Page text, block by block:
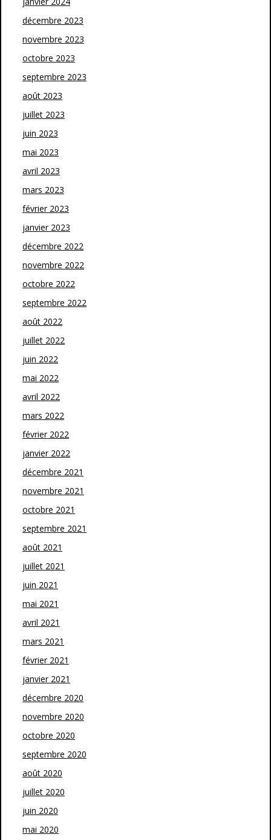
décembre 2023
novembre 2023
octobre 2023
septembre 2023
août 2023
juillet 2023
juin 2023
mai 2023
avril 2023
mars 2023
février 2023
janvier 2023
décembre 2022
novembre 2022
octobre 2022
septembre 2022
août 2022
juillet 2022
juin 2022
mai 2022
avril 2022
mars 2022
février 2022
janvier 2022
décembre 2021
novembre 2021
octobre 2021
septembre 2021
août 2021
juillet 2021
juin 2021
mai 2021
avril 2021
mars 2021
février 2021
janvier 2021
décembre 2020
novembre 2020
octobre 2020
septembre 2020
août 2020
juillet 2020
juin 2020
mai 2020